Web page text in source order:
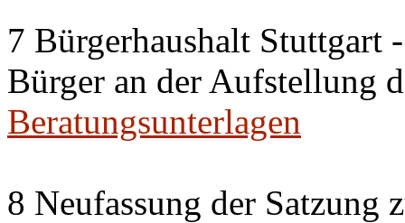
7 Bürgerhaushalt Stuttgart
Bürger an der Aufstellung
Beratungsunterlagen
8 Neufassung der Satzung